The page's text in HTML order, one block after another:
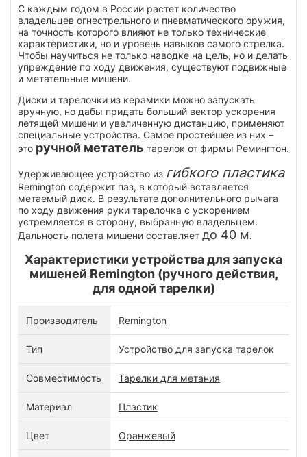
С каждым годом в России растет количество
владельцев огнестрельного и пневматического оружия,
на точность которого влияют не только технические
характеристики, но и уровень навыков самого стрелка.
Чтобы научиться не только наводке на цель, но и делать
упреждение по ходу движения, существуют подвижные
и метательные мишени.
Диски и тарелочки из керамики можно запускать
вручную, но дабы придать больший вектор ускорения
летящей мишени и увеличенную дистанцию, применяют
специальные устройства. Самое простейшее из них –
это ручной метатель тарелок от фирмы Ремингтон.
Удерживающее устройство из гибкого пластика
Remington содержит паз, в который вставляется
метаемый диск. В результате дополнительного рычага
по ходу движения руки тарелочка с ускорением
устремляется в сторону, выбранную владельцем.
Дальность полета мишени составляет до 40 м.
Характеристики устройства для запуска
мишеней Remington (ручного действия,
для одной тарелки)
Производитель Remington
Тип Устройство для запуска тарелок
Совместимость Тарелки для метания
Материал Пластик
Цвет Оранжевый